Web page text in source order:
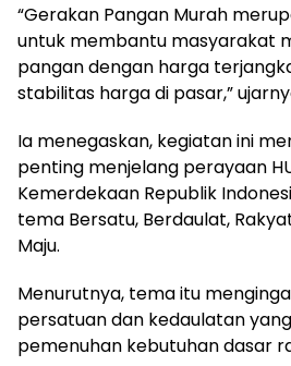
“Gerakan Pangan Murah
untuk membantu masyarakat
pangan dengan harga
stabilitas harga di pasar,”
Ia menegaskan, kegiatan ini
penting menjelang perayaan
Kemerdekaan Republik
tema Bersatu, Berdaulat,
Maju.
Menurutnya, tema itu
persatuan dan kedaulatan
pemenuhan kebutuhan dasar